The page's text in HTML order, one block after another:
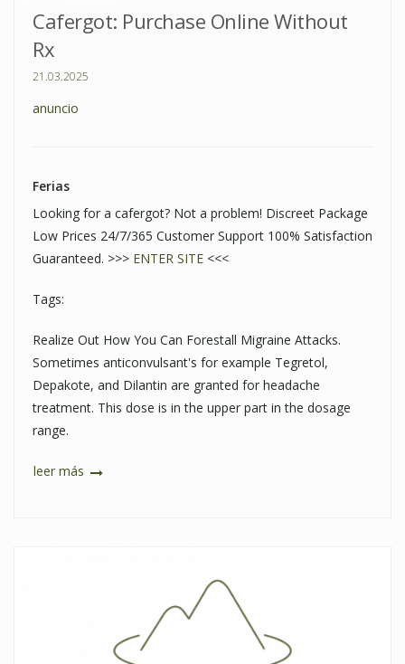
Cafergot: Purchase Online Without
Rx
21.03.2025
anuncio
Ferias
Looking for a cafergot? Not a problem! Discreet Package
Low Prices 24/7/365 Customer Support 100% Satisfaction
Guaranteed. >>> ENTER SITE <<<
Tags:
Realize Out How You Can Forestall Migraine Attacks.
Sometimes anticonvulsant's for example Tegretol,
Depakote, and Dilantin are granted for headache
treatment. This dose is in the upper part in the dosage
range.
leer más